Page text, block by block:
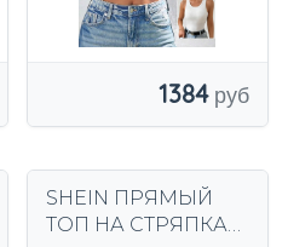
1384
SHEIN ПРЯМЫЙ
ТОП НА СТРЯПКАХ,